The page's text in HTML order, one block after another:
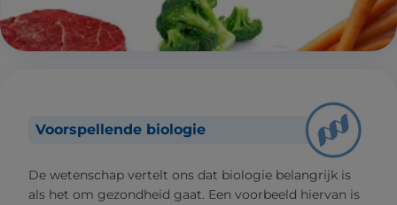
Voorspellende biologie
De wetenschap vertelt ons dat biologie belangrijk is
als het om gezondheid gaat. Een voorbeeld hiervan is